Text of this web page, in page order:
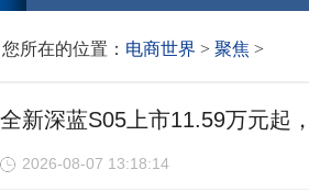
您所在的位置： 电商世界 > 聚焦 >
全新深蓝S05上市11.59万元起
2026-08-07 13:18:14